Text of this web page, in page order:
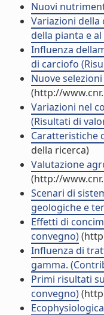
Nuovi
Variazioni
della pianta e
Influenza
di carciofo
Nuove
(http://
Variazioni nel
(Risultati di
Caratteristiche
della ricerca)
Valutazione
(http://
Scenari di
geologiche e
Effetti di
convegno)
Influenza di
gamma.
Primi risultati
convegno)